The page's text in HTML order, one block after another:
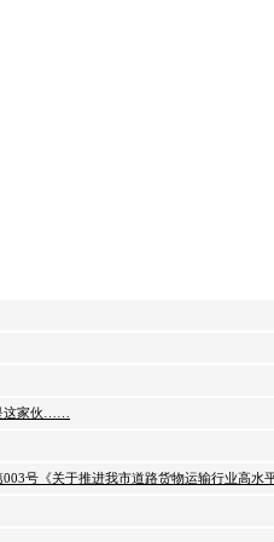
这家伙……
号《关于推进我市道路货物运输行业高水